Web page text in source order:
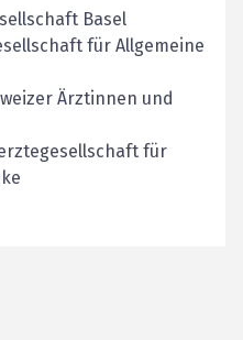
Basel
für Allgemeine
Ärztinnen und
für